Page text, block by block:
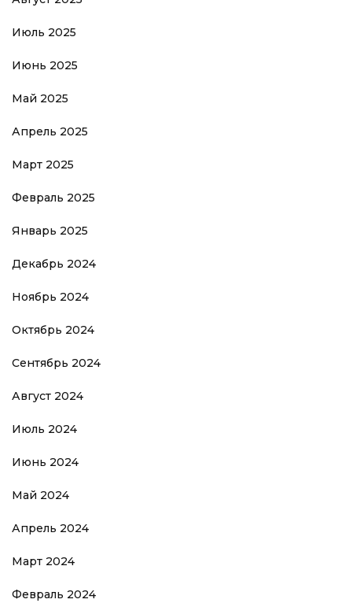
Июль 2025
Июнь 2025
Май 2025
Апрель 2025
Март 2025
Февраль 2025
Январь 2025
Декабрь 2024
Ноябрь 2024
Октябрь 2024
Сентябрь 2024
Август 2024
Июль 2024
Июнь 2024
Май 2024
Апрель 2024
Март 2024
Февраль 2024